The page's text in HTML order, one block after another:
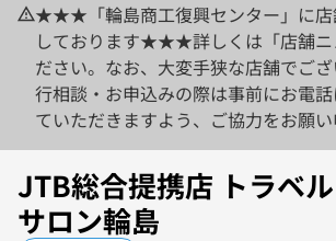
★★★「輪島商工復興センター」に店
しております★★★詳しくは「店舗ニ
ださい。なお、大変手狭な店舗でご
行相談・お申込みの際は事前にお電
ていただきますよう、ご協力をお願い
JTB総合提携店 トラベ
サロン輪島